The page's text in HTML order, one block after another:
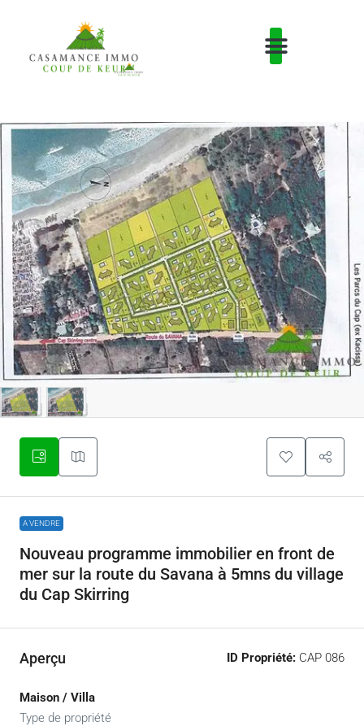
A VENDRE
Nouveau programme immobilier en front de
mer sur la route du Savana à 5mns du village
du Cap Skirring
Aperçu ID Propriété: CAP 086
Maison / Villa
Type de propriété